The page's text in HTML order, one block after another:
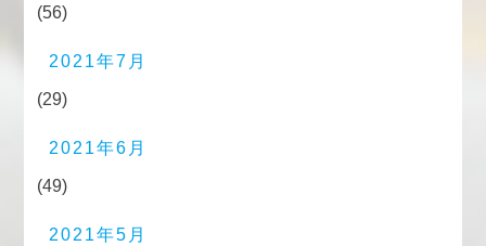
(56)
2021年7月
(29)
2021年6月
(49)
2021年5月